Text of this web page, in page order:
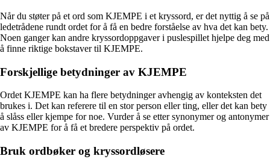
Når du støter på et ord som KJEMPE i et kryssord, er det nyttig å se på
ledetrådene rundt ordet for å få en bedre forståelse av hva det kan bety.
Noen ganger kan andre kryssordoppgaver i puslespillet hjelpe deg med
å finne riktige bokstaver til KJEMPE.
Forskjellige betydninger av KJEMPE
Ordet KJEMPE kan ha flere betydninger avhengig av konteksten det
brukes i. Det kan referere til en stor person eller ting, eller det kan bety
å slåss eller kjempe for noe. Vurder å se etter synonymer og antonymer
av KJEMPE for å få et bredere perspektiv på ordet.
Bruk ordbøker og kryssordløsere